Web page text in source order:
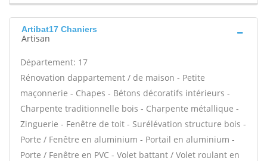
Artibat17 Chaniers
Artisan
Département: 17
Rénovation dappartement / de maison - Petite
maçonnerie - Chapes - Bétons décoratifs intérieurs -
Charpente traditionnelle bois - Charpente métallique -
Zinguerie - Fenêtre de toit - Surélévation structure bois -
Porte / Fenêtre en aluminium - Portail en aluminium -
Porte / Fenêtre en PVC - Volet battant / Volet roulant en